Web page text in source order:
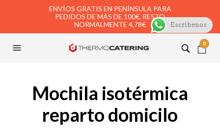
ENVÍOS GRATIS EN PENÍNSULA PARA
PEDIDOS DE MÁS DE 100€, RESTO
NORMALMENTE 4,78€
0
Mochila isotérmica
reparto domicilo
Escríbenos